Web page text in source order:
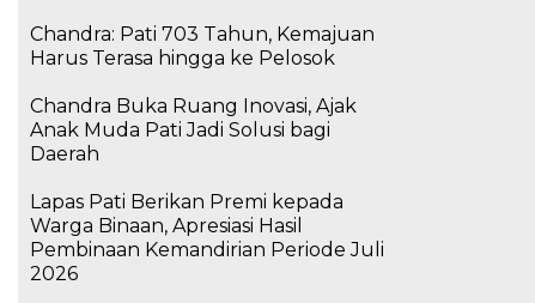
Chandra: Pati 703 Tahun, Kemajuan
Harus Terasa hingga ke Pelosok
Chandra Buka Ruang Inovasi, Ajak
Anak Muda Pati Jadi Solusi bagi
Daerah
Lapas Pati Berikan Premi kepada
Warga Binaan, Apresiasi Hasil
Pembinaan Kemandirian Periode Juli
2026